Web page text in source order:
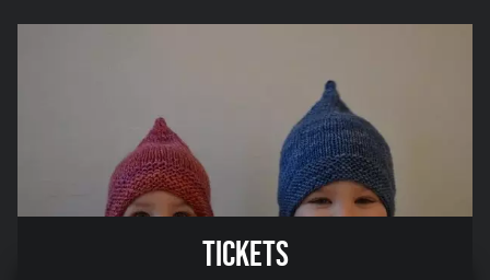
Tickets